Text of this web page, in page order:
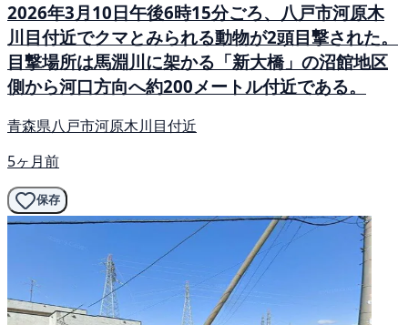
2026年3月10日午後6時15分ごろ、八戸市河原木
川目付近でクマとみられる動物が2頭目撃された。
目撃場所は馬淵川に架かる「新大橋」の沼館地区
側から河口方向へ約200メートル付近である。
青森県八戸市河原木川目付近
5ヶ月前
保存